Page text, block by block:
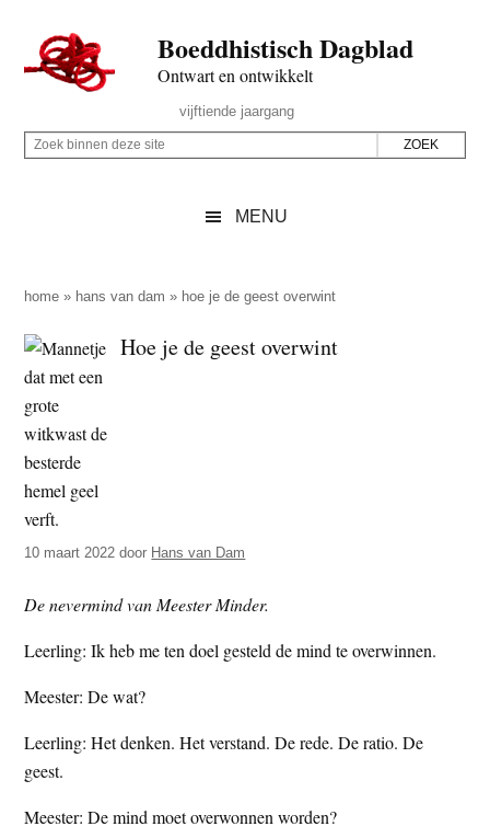
naar
de
inhoud
secondary
naar
de
sidebar
naar
de
Boeddhistisch Dagblad
Ontwart en ontwikkelt
Rechts
vijftiende jaargang
Z
p
d
e
z
e
s
i
t
e
Z
i
n
e
n
d
e
z
e
s
t
MENU
home » hans van dam » hoe je de geest overwint
Hoe je de geest overwint
10 maart 2022 door Hans van Dam
De nevermind van Meester Minder.
Leerling: Ik heb me ten doel gesteld de mind te overwinnen.
Meester: De wat?
Leerling: Het denken. Het verstand. De rede. De ratio. De
geest.
Meester: De mind moet overwonnen worden?